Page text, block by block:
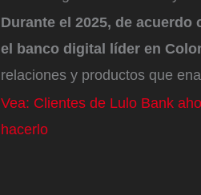
Durante el 2025, de
el banco digital líder en
relaciones y productos que
Vea: Clientes de Lulo Bank
hacerlo